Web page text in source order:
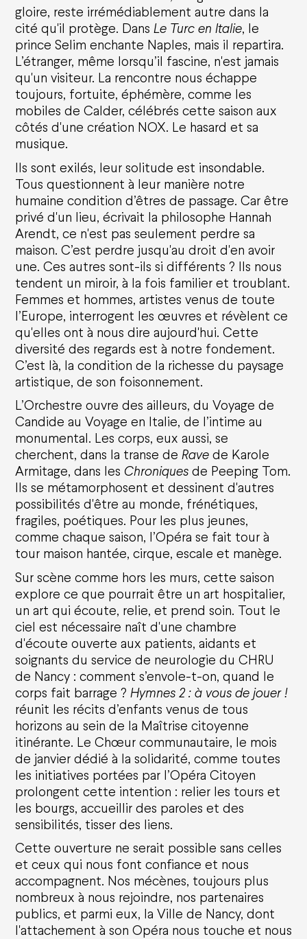
gloire, reste irrémédiablement autre dans la
cité qu'il protège. Dans Le Turc en Italie, le
prince Selim enchante Naples, mais il repartira.
L’étranger, même lorsqu’il fascine, n'est jamais
qu'un visiteur. La rencontre nous échappe
toujours, fortuite, éphémère, comme les
mobiles de Calder, célébrés cette saison aux
côtés d'une création NOX. Le hasard et sa
musique.
Ils sont exilés, leur solitude est insondable.
Tous questionnent à leur manière notre
humaine condition d’êtres de passage. Car être
privé d'un lieu, écrivait la philosophe Hannah
Arendt, ce n'est pas seulement perdre sa
maison. C’est perdre jusqu'au droit d'en avoir
une. Ces autres sont-ils si différents ? Ils nous
tendent un miroir, à la fois familier et troublant.
Femmes et hommes, artistes venus de toute
l’Europe, interrogent les œuvres et révèlent ce
qu'elles ont à nous dire aujourd'hui. Cette
diversité des regards est à notre fondement.
C’est là, la condition de la richesse du paysage
artistique, de son foisonnement.
L’Orchestre ouvre des ailleurs, du Voyage de
Candide au Voyage en Italie, de l’intime au
monumental. Les corps, eux aussi, se
cherchent, dans la transe de Ravede Karole
Armitage, dans les Chroniquesde Peeping Tom.
Ils se métamorphosent et dessinent d'autres
possibilités d'être au monde, frénétiques,
fragiles, poétiques. Pour les plus jeunes,
comme chaque saison, l’Opéra se fait tour à
tour maison hantée, cirque, escale et manège.
Sur scène comme hors les murs, cette saison
explore ce que pourrait être un art hospitalier,
un art qui écoute, relie, et prend soin. Tout le
ciel est nécessaire naît d'une chambre
d'écoute ouverte aux patients, aidants et
soignants du service de neurologie du CHRU
de Nancy : comment s’envole-t-on, quand le
corps fait barrage ? Hymnes 2 : à vous de jouer !
réunit les récits d’enfants venus de tous
horizons au sein de la Maîtrise citoyenne
itinérante. Le Chœur communautaire, le mois
de janvier dédié à la solidarité, comme toutes
les initiatives portées par l’Opéra Citoyen
prolongent cette intention : relier les tours et
les bourgs, accueillir des paroles et des
sensibilités, tisser des liens.
Cette ouverture ne serait possible sans celles
et ceux qui nous font confiance et nous
accompagnent. Nos mécènes, toujours plus
nombreux à nous rejoindre, nos partenaires
publics, et parmi eux, la Ville de Nancy, dont
l'attachement à son Opéra nous touche et nous
Opéra national de Nancy-Lorraine
The History
Who are we?
Nancy Opera Xperience
Activity reports and deliberations
Citizens' Opera
Solidarities
Environmental responsibility
Apprentice Training Centre
Artistic emergence
News
Support us
Corporate sponsors
Private sponsors
Projects
They support us
Subscriptions and offers
Subscriptions
Gift cards
Shop
Family offers
Groups and companies offers
Young offers
Practical information
How to book
Ticket prices and seating plans
Your visit
Carpooling
Accessibility
Privatisation
FAQ